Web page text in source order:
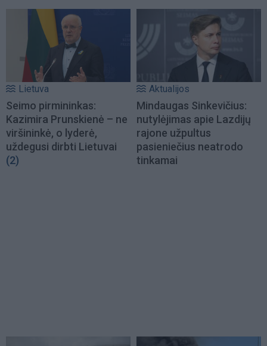
Lietuva
Seimo pirmininkas:
Kazimira Prunskienė – ne
viršininkė, o lyderė,
uždegusi dirbti Lietuvai
(2)
Aktualijos
Mindaugas Sinkevičius:
nutylėjimas apie Lazdijų
rajone užpultus
pasieniečius neatrodo
tinkamai